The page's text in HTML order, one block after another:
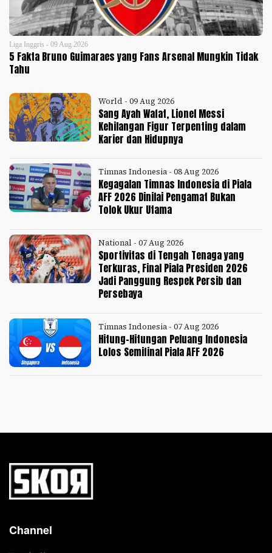
Liga Inggris - 09 Aug 2026
5 Fakta Bruno Guimaraes yang Fans Arsenal Mungkin Tidak
Tahu
World - 09 Aug 2026
Sang Ayah Wafat, Lionel Messi
Kehilangan Figur Terpenting dalam
Karier dan Hidupnya
Timnas Indonesia - 08 Aug 2026
Kegagalan Timnas Indonesia di Piala
AFF 2026 Dinilai Pengamat Bukan
Tolok Ukur Utama
National - 07 Aug 2026
Sportivitas di Tengah Tenaga yang
Terkuras, Final Piala Presiden 2026
Jadi Panggung Respek Persib dan
Persebaya
Timnas Indonesia - 07 Aug 2026
Hitung-Hitungan Peluang Indonesia
Lolos Semifinal Piala AFF 2026
Channel